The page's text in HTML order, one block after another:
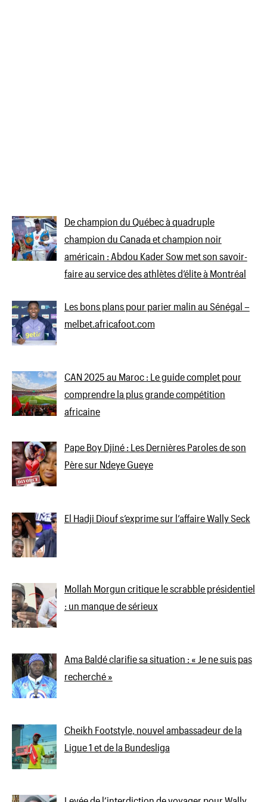
De champion du Québec à quadruple
champion du Canada et champion noir
américain : Abdou Kader Sow met son savoir-
faire au service des athlètes d’élite à Montréal
Les bons plans pour parier malin au Sénégal –
melbet.africafoot.com
CAN 2025 au Maroc : Le guide complet pour
comprendre la plus grande compétition
africaine
Pape Boy Djiné : Les Dernières Paroles de son
Père sur Ndeye Gueye
El Hadji Diouf s’exprime sur l’affaire Wally Seck
Mollah Morgun critique le scrabble présidentiel
: un manque de sérieux
Ama Baldé clarifie sa situation : « Je ne suis pas
recherché »
Cheikh Footstyle, nouvel ambassadeur de la
Ligue 1 et de la Bundesliga